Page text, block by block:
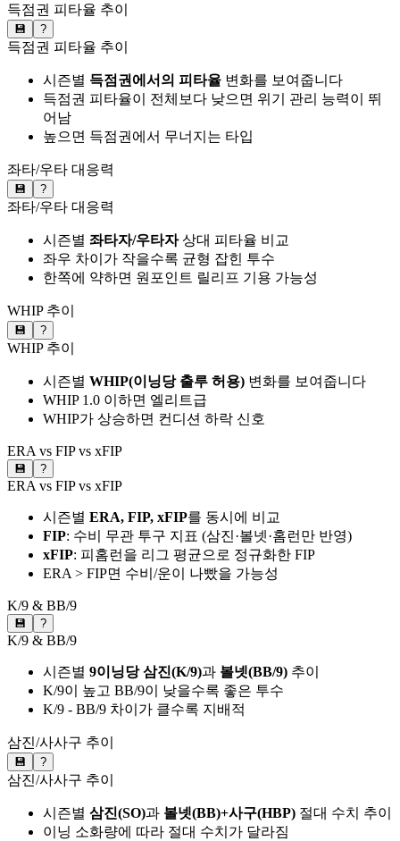
득점권 피타율 추이
💾 ?
득점권 피타율 추이
시즌별 득점권에서의 피타율 변화를 보여줍니다
득점권 피타율이 전체보다 낮으면 위기 관리 능력이 뛰
어남
높으면 득점권에서 무너지는 타입
좌타/우타 대응력
💾 ?
좌타/우타 대응력
시즌별 좌타자/우타자상대 피타율 비교
좌우 차이가 작을수록 균형 잡힌 투수
한쪽에 약하면 원포인트 릴리프 기용 가능성
WHIP 추이
💾 ?
WHIP 추이
시즌별 WHIP(이닝당 출루 허용) 변화를 보여줍니다
WHIP 1.0 이하면 엘리트급
WHIP가 상승하면 컨디션 하락 신호
ERA vs FIP vs xFIP
💾 ?
ERA vs FIP vs xFIP
시즌별 ERA, FIP, xFIP를 동시에 비교
FIP: 수비 무관 투구 지표 (삼진·볼넷·홈런만 반영)
xFIP: 피홈런을 리그 평균으로 정규화한 FIP
ERA > FIP면 수비/운이 나빴을 가능성
K/9 & BB/9
💾 ?
K/9 & BB/9
시즌별 9이닝당 삼진(K/9)과 볼넷(BB/9) 추이
K/9이 높고 BB/9이 낮을수록 좋은 투수
K/9 - BB/9 차이가 클수록 지배적
삼진/사사구 추이
💾 ?
삼진/사사구 추이
시즌별 삼진(SO)과 볼넷(BB)+사구(HBP) 절대 수치 추이
이닝 소화량에 따라 절대 수치가 달라짐